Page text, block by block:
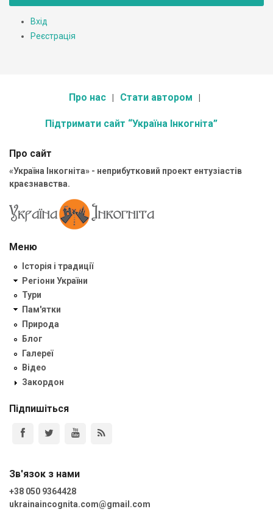
Вхід
Реєстрація
Про нас Стати автором
Підтримати сайт “Україна Інкогніта”
Про сайт
«Україна Інкогніта» - неприбутковий проект ентузіастів
краєзнавства.
Меню
Історія і традиції
Регіони України
Тури
Пам'ятки
Природа
Блог
Галереї
Відео
Закордон
Підпишіться
Зв'язок з нами
+38 050 9364428
ukrainaincognita.com@gmail.com